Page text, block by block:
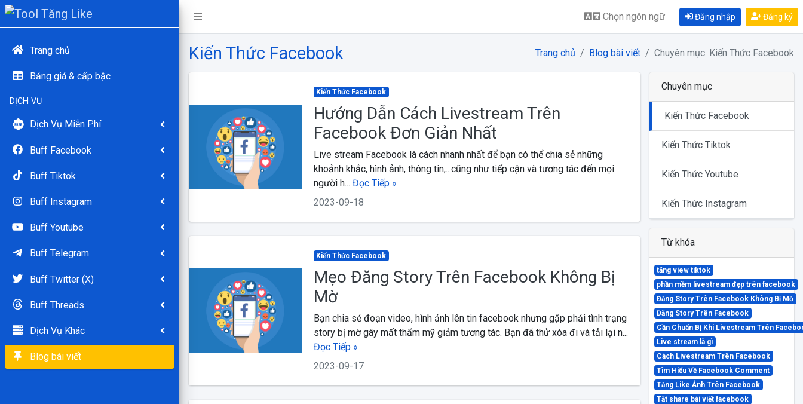
Chọn ngôn ngữ Đăng nhập Đăng ký
Trang chủ
Bảng giá & cấp bậc
DỊCH VỤ
Dịch Vụ Miễn Phí
Buff Facebook
Buff Tiktok
Buff Instagram
Buff Youtube
Buff Telegram
Buff Twitter (X)
Buff Threads
Dịch Vụ Khác
Blog bài viết
Kiến Thức Facebook Trang chủ Blog bài viết Chuyên mục: Kiến Thức Facebook
Kiến Thức Facebook
Hướng Dẫn Cách Livestream Trên
Facebook Đơn Giản Nhất
Live stream Facebook là cách nhanh nhất để bạn có thể chia sẻ những
khoảnh khắc, hình ảnh, thông tin,...cũng như tiếp cận và tương tác đến mọi
người h... Đọc Tiếp »
2023-09-18
Kiến Thức Facebook
Mẹo Đăng Story Trên Facebook Không Bị
Mờ
Bạn chia sẻ đoạn video, hình ảnh lên tin facebook nhưng gặp phải tình trạng
story bị mờ gây mất thẩm mỹ giảm tương tác. Bạn đã thử xóa đi và tải lại n...
Đọc Tiếp »
2023-09-17
Chuyên mục
Kiến Thức Facebook
Kiến Thức Tiktok
Kiến Thức Youtube
Kiến Thức Instagram
Từ khóa
tăng view tiktok
phần mềm livestream đẹp trên facebook
Đăng Story Trên Facebook Không Bị Mờ
Đăng Story Trên Facebook
Cần Chuẩn Bị Khi Livestream Trên
Live stream là gì
Cách Livestream Trên Facebook
Tìm Hiểu Về Facebook Comment
Tăng Like Ảnh Trên Facebook
Tắt share bài viết facebook